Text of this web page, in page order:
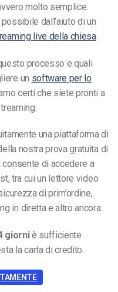
molto semplice.
dall’aiuto di un
live della chiesa.
processo e quali
un software per lo
certi che siete pronti a
una piattaforma di
nostra prova gratuita di
di accedere a
tra cui un lettore video
di prim’ordine,
in diretta e altro ancora.
giorniè sufficiente
la carta di credito.